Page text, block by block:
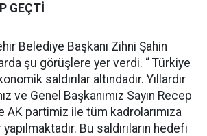
GEÇTİ
Belediye Başkanı Zihni Şahin
şu görüşlere yer verdi. “ Türkiye
saldırılar altındadır. Yıllardır
ve Genel Başkanımız Sayın Recep
AK partimiz ile tüm kadrolarımıza
Bu saldırıların hedefi